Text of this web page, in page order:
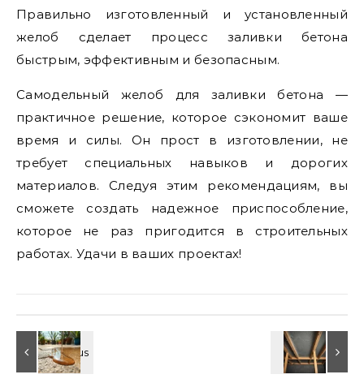
Правильно изготовленный и установленный
желоб сделает процесс заливки бетона
быстрым, эффективным и безопасным.
Самодельный желоб для заливки бетона —
практичное решение, которое сэкономит ваше
время и силы. Он прост в изготовлении, не
требует специальных навыков и дорогих
материалов. Следуя этим рекомендациям, вы
сможете создать надежное приспособление,
которое не раз пригодится в строительных
работах. Удачи в ваших проектах!